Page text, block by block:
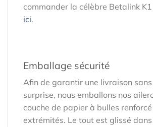
commander la célèbre Betalink K1
ici.
Emballage sécurité
Afin de garantir une livraison
surprise, nous emballons nos
couche de papier à bulles
extrémités. Le tout est glissé